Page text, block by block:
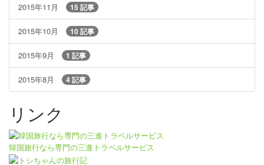
2015年11月 15 記事
2015年10月 10 記事
2015年9月 1 記事
2015年8月 4 記事
リンク
韓国旅行なら専門の三進トラベルサービス